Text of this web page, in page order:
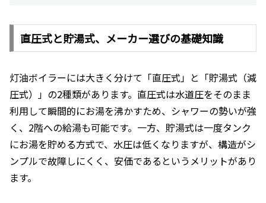
直圧式と貯湯式、メーカー選びの基礎知識
灯油ボイラーには大きく分けて「直圧式」と「貯湯式（減
圧式）」の2種類があります。直圧式は水道圧をそのまま
利用して瞬間的にお湯を沸かすため、シャワーの勢いが強
く、2階への給湯も可能です。一方、貯湯式は一度タンク
にお湯を貯める方式で、水圧は低くなりますが、構造がシ
ンプルで故障しにくく、安価であるというメリットがあり
ます。